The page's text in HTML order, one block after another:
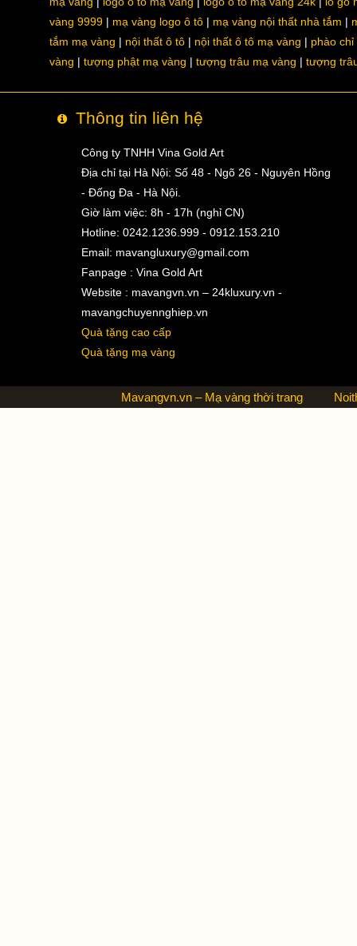
vàng 9999
mạ vàng logo ô tô mạ vàng nội thất nhà tắm
tắm mạ vàng
nội thất ô tô nội thất ô tô mạ vàng
phào chỉ
vàng
tượng phật mạ vàng tượng trâu mạ vàng tượng
Thông tin liên hệ
Công ty TNHH Vina Gold Art
Địa chỉ tại Hà Nội: Số 48 - Ngõ 26 - Nguyên Hồng
- Đống Đa - Hà Nội.
Giờ làm việc: 8h - 17h (nghỉ CN)
Hotline: 0242.1236.999 - 0912.153.210
Email: mavangluxury@gmail.com
Fanpage : Vina Gold Art
Website : mavangvn.vn – 24kluxury.vn -
mavangchuyennghiep.vn
Quà tặng cao cấp
Quà tặng mạ vàng
Mavangvn.vn – Mạ vàng thời trang